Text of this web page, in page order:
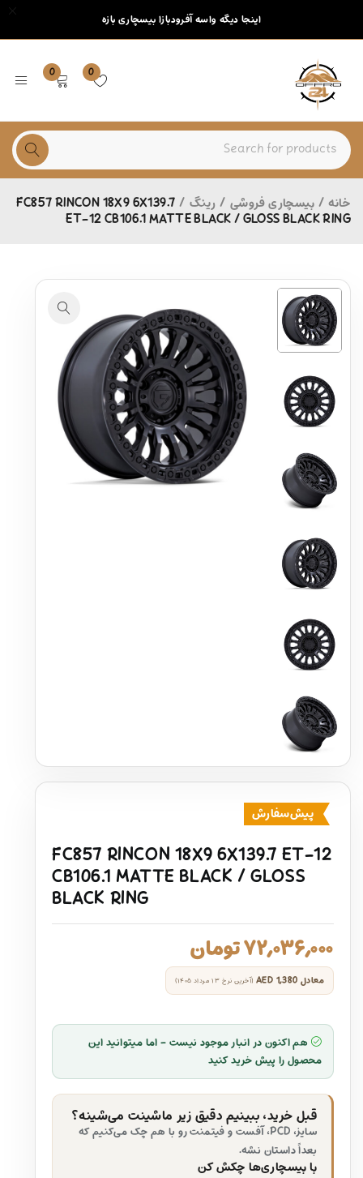
اینجا دیگه واسه آفرودبازا بیسچاری بازه
0
0
خانه / بیسچاری فروشی / رینگ /
FC857 RINCON 18X9 6X139.7
ET-12 CB106.1 MATTE BLACK / GLOSS BLACK RING
پیش‌سفارش
FC857 RINCON 18X9 6X139.7 ET-12
CB106.1 MATTE BLACK / GLOSS
BLACK RING
۷۲,۰۳۶,۰۰۰تومان
معادل AED 1,380 (آخرین نرخ ۱۳ مرداد ۱۴۰۵)
هم اکنون در انبار موجود نیست - اما میتوانید این
محصول را پیش خرید کنید
قبل خرید، ببینیم دقیق زیر ماشینت می‌شینه؟
سایز، PCD، آفست و فیتمنت رو با هم چک می‌کنیم که
بعداً داستان نشه.
با بیسچاری‌ها چکش کن